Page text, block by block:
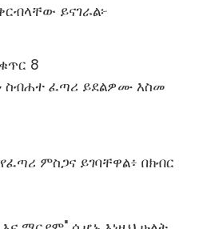
ይናገራል፦
8
ስብሐተ ፈጣሪ ይደልዎሙ እስመ
ምስጋና ይገባቸዋል፥ በክብር